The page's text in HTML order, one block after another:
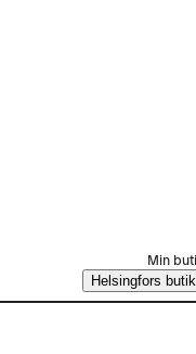
val 256
Min
Helsingfors butik